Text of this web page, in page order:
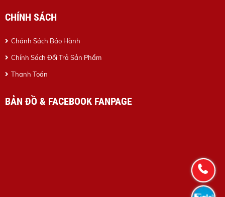
CHÍNH SÁCH
Chánh Sách Bảo Hành
Chính Sách Đổi Trả Sản Phẩm
Thanh Toán
BẢN ĐỒ & FACEBOOK FANPAGE